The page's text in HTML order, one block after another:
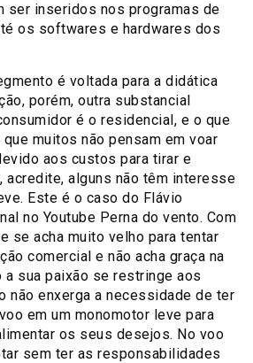
ser inseridos nos programas de
os softwares e hardwares dos
é voltada para a didática
porém, outra substancial
é o residencial, e o que
muitos não pensam em voar
aos custos para tirar e
acredite, alguns não têm interesse
Este é o caso do Flávio
no Youtube Perna do vento. Com
se acha muito velho para tentar
comercial e não acha graça na
a sua paixão se restringe aos
não enxerga a necessidade de ter
em um monomotor leve para
os seus desejos. No voo
sem ter as responsabilidades